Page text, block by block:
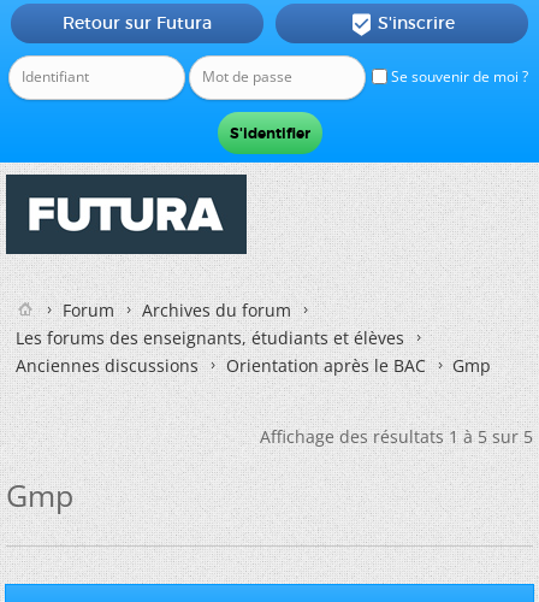
Se souvenir de moi ?
Retour sur Futura  S'inscrire
Forum
Archives du forum
Les forums des enseignants, étudiants et élèves
Anciennes discussions
Orientation après le BAC Gmp
Affichage des résultats 1 à 5 sur 5
Gmp